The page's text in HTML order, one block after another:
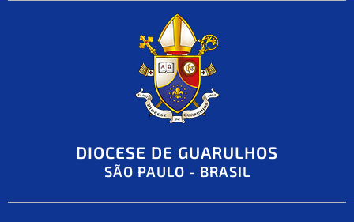
DIOCESE DE GUARULHOS
SÃO PAULO - BRASIL